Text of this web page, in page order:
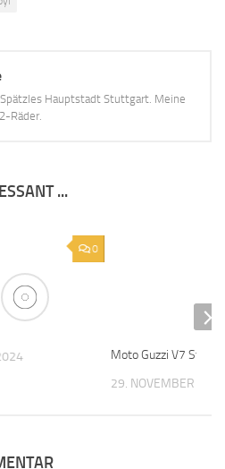
Hauptstadt Stuttgart. Meine
Räder.
...
0
Moto Guzzi V7 Stone
29. NOVEMBER